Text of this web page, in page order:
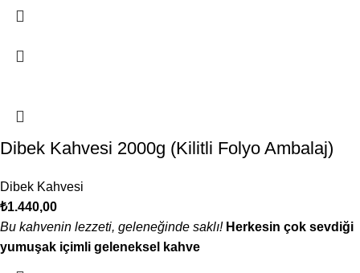
Dibek Kahvesi 2000g (Kilitli Folyo Ambalaj)
Dibek Kahvesi
₺1.440,00
Bu kahvenin lezzeti, geleneğinde saklı! Herkesin çok sevdiği
yumuşak içimli geleneksel kahve